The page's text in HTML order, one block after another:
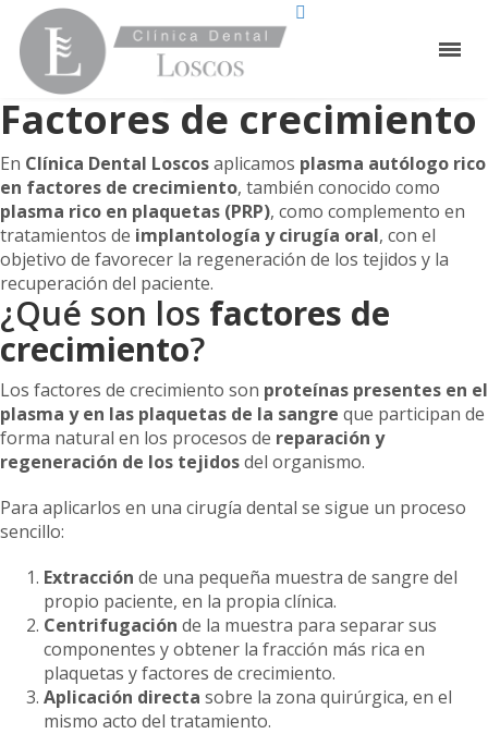
Factores de crecimiento
En Clínica Dental Loscosaplicamos plasma autólogo rico
en factores de crecimiento, también conocido como
plasma rico en plaquetas (PRP), como complemento en
tratamientos de implantología y cirugía oral, con el
objetivo de favorecer la regeneración de los tejidos y la
recuperación del paciente.
¿Qué son los factores de
crecimiento?
Los factores de crecimiento son proteínas presentes en el
plasma y en las plaquetas de la sangre que participan de
forma natural en los procesos de reparación y
regeneración de los tejidosdel organismo.
Para aplicarlos en una cirugía dental se sigue un proceso
sencillo:
Extracción de una pequeña muestra de sangre del
propio paciente, en la propia clínica.
Centrifugación de la muestra para separar sus
componentes y obtener la fracción más rica en
plaquetas y factores de crecimiento.
Aplicación directa sobre la zona quirúrgica, en el
mismo acto del tratamiento.